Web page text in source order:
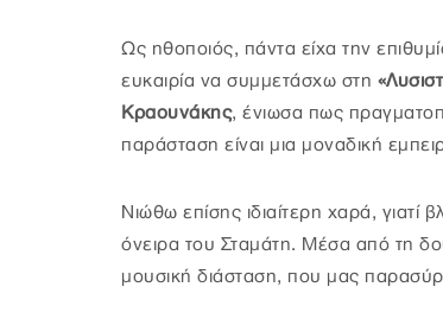
Ως ηθοποιός, πάντα είχα την
ευκαιρία να συμμετάσχω στη
Κραουνάκης, ένιωσα πως
παράσταση είναι μια μοναδική
Νιώθω επίσης ιδιαίτερη χαρά, γιατί
όνειρα του Σταμάτη. Μέσα από τη
μουσική διάσταση, που μας